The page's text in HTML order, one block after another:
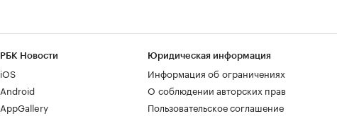
РБК Новости
iOS
Android
AppGallery
Юридическая информация
Информация об ограничениях
О соблюдении авторских прав
Пользовательское соглашение